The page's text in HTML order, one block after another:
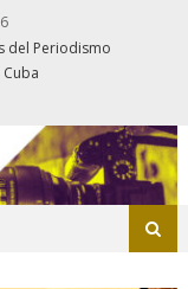
del Periodismo